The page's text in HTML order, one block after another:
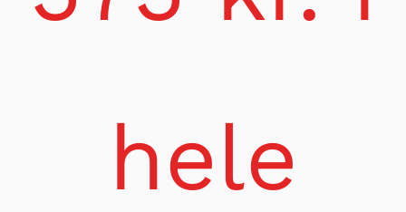
hele